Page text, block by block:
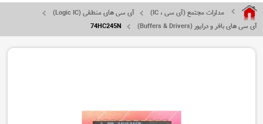
مدارات مجتمع (آی سی ، IC)
آی سی های منطقی (Logic IC)
آی سی های بافر و درایور (Buffers & Drivers)
74HC245N